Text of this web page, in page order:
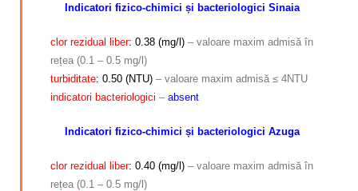
Indicatori fizico-chimici și bacteriologici Sinaia
clor rezidual liber: 0.38 (mg/l) – valoare maxim admisă în
rețea (0.1 – 0.5 mg/l)
turbiditate: 0.50 (NTU) – valoare maxim admisă ≤ 4NTU
indicatori bacteriologici – absent
Indicatori fizico-chimici și bacteriologici Azuga
clor rezidual liber: 0.40 (mg/l) – valoare maxim admisă în
rețea (0.1 – 0.5 mg/l)